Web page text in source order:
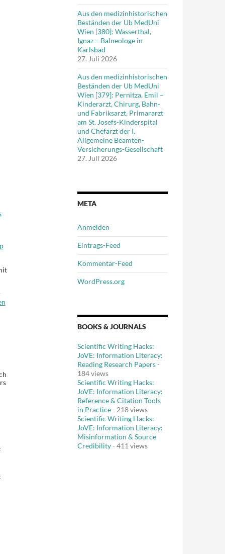
Aus den medizinhistorischen
Beständen der Ub MedUni
Wien [380]: Wasserthal,
Ignaz – Balneologe in
Karlsbad
27. Juli 2026
Aus den medizinhistorischen
Beständen der Ub MedUni
Wien [379]: Pernitza, Emil –
Kinderarzt, Chirurg, Bahn-
und Fabriksarzt, Primararzt
am St. Josefs-Kinderspital
und Chefarzt der I.
Allgemeine Beamten-
Versicherungs-Gesellschaft
27. Juli 2026
META
Anmelden
Eintrags-Feed
Kommentar-Feed
WordPress.org
BOOKS & JOURNALS
Scientific Writing Hacks:
JoVE: Information Literacy:
Reading Research Papers-
184 views
Scientific Writing Hacks:
JoVE: Information Literacy:
Reference & Citation Tools
in Practice- 218 views
Scientific Writing Hacks:
JoVE: Information Literacy:
Misinformation & Source
Credibility- 411 views